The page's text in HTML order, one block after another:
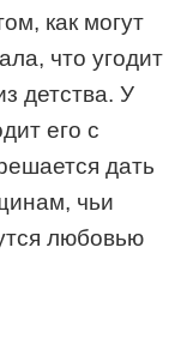
как могут
что угодит
детства. У
его с
дать
чьи
любовью